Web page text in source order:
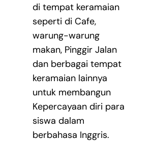
di tempat keramaian
seperti di Cafe,
warung-warung
makan, Pinggir Jalan
dan berbagai tempat
keramaian lainnya
untuk membangun
Kepercayaan diri para
siswa dalam
berbahasa Inggris.